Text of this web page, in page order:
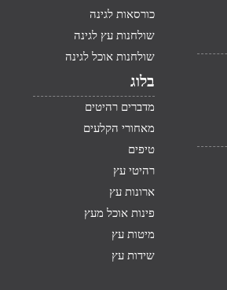
כורסאות לגינה
שולחנות עץ לגינה
שולחנות אוכל לגינה
בלוג
מדברים רהיטים
מאחורי הקלעים
טיפים
רהיטי עץ
ארונות עץ
פינות אוכל מעץ
מיטות עץ
שידות עץ